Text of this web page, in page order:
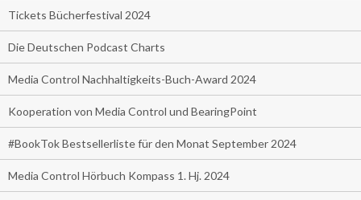
Tickets Bücherfestival 2024
Die Deutschen Podcast Charts
Media Control Nachhaltigkeits-Buch-Award 2024
Kooperation von Media Control und BearingPoint
#BookTok Bestsellerliste für den Monat September 2024
Media Control Hörbuch Kompass 1. Hj. 2024